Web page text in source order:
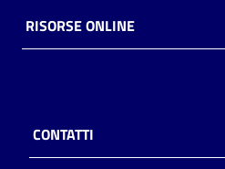
bibliotecario
RISORSE ONLINE
CONTATTI